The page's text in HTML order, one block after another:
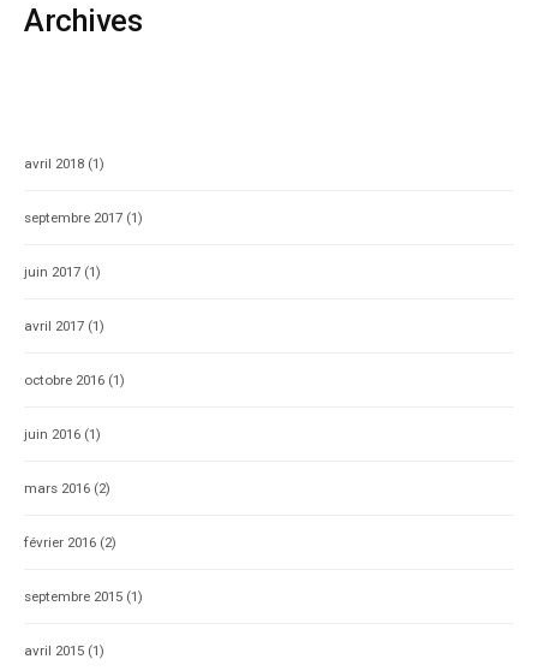
Archives
avril 2018 (1)
septembre 2017 (1)
juin 2017 (1)
avril 2017 (1)
octobre 2016 (1)
juin 2016 (1)
mars 2016 (2)
février 2016 (2)
septembre 2015 (1)
avril 2015 (1)